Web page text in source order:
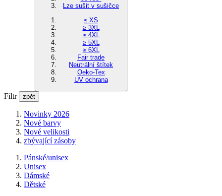
Lze sušit v sušičce
≤ XS
≥ 3XL
≥ 4XL
≥ 5XL
≥ 6XL
Fair trade
Neutrální štítek
Oeko-Tex
UV ochrana
Filtr zpět
Novinky 2026
Nové barvy
Nové velikosti
zbývající zásoby
Pánské/unisex
Unisex
Dámské
Dětské